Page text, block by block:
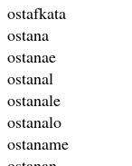
ostafkata
ostana
ostanae
ostanal
ostanale
ostanalo
ostaname